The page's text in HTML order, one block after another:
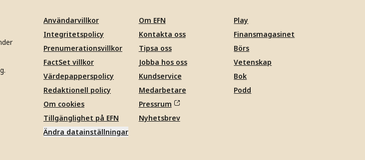
Användarvillkor
Integritetspolicy
Prenumerationsvillkor
FactSet villkor
Värdepapperspolicy
Redaktionell policy
Om cookies
Tillgänglighet på EFN
Ändra datainställningar
Om EFN
Kontakta oss
Tipsa oss
Jobba hos oss
Kundservice
Medarbetare
Pressrum
Nyhetsbrev
Play
Finansmagasinet
Börs
Vetenskap
Bok
Podd